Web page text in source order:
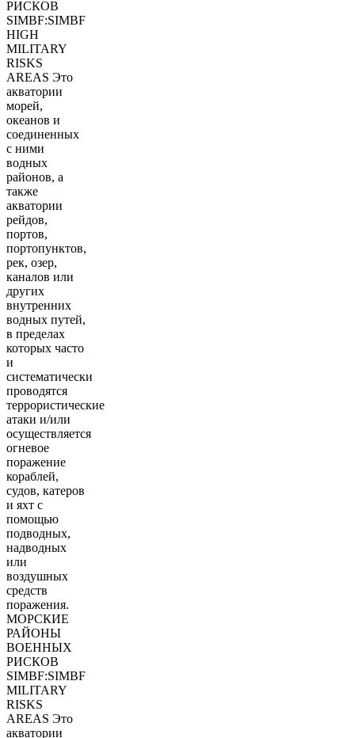
РИСКОВ
SIMBF:SIMBF
HIGH
MILITARY
RISKS
AREAS Это
акватории
морей,
океанов и
соединенных
с ними
водных
районов, а
также
акватории
рейдов,
портов,
портопунктов,
рек, озер,
каналов или
других
внутренних
водных путей,
в пределах
которых часто
и
систематически
проводятся
террористические
атаки и/или
осуществляется
огневое
поражение
кораблей,
судов, катеров
и яхт с
помощью
подводных,
надводных
или
воздушных
средств
поражения.
МОРСКИЕ
РАЙОНЫ
ВОЕННЫХ
РИСКОВ
SIMBF:SIMBF
MILITARY
RISKS
AREAS Это
акватории